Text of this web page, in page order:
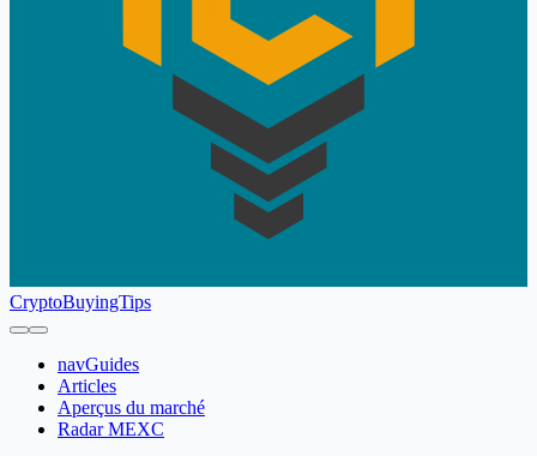
CryptoBuyingTips
navGuides
Articles
Aperçus du marché
Radar MEXC